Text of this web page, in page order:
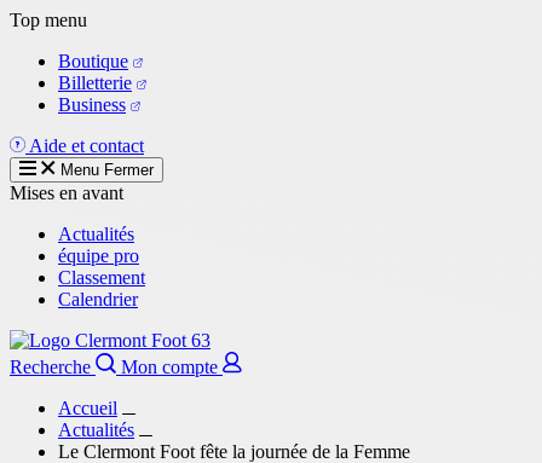
Aller
contenu
principal
Top menu
Boutique
Billetterie
Business
Aide et contact
Menu Fermer
Mises en avant
Actualités
équipe pro
Classement
Calendrier
Recherche
Mon compte
Accueil
Actualités
Le Clermont Foot fête la journée de la Femme